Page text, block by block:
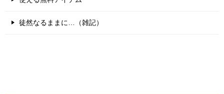
徒然なるままに…（雑記）